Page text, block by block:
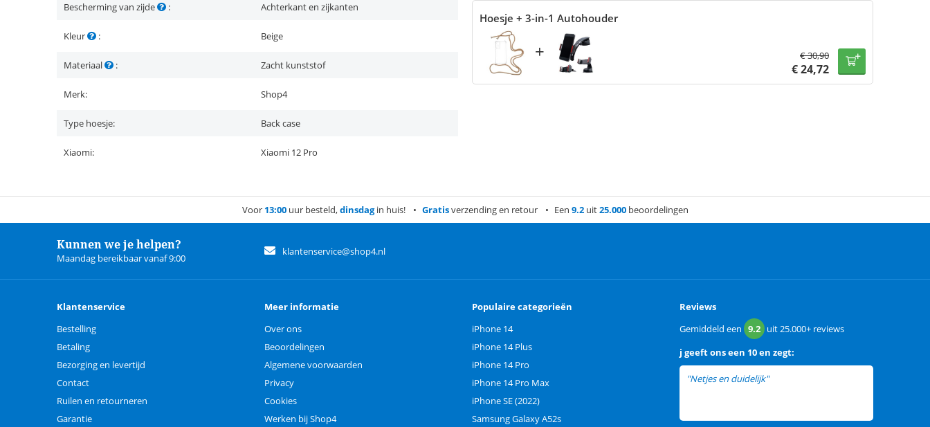
Bescherming van zijde : Achterkant en zijkanten
Kleur : Beige
Materiaal : Zacht kunststof
Merk: Shop4
Type hoesje: Back case
Xiaomi: Xiaomi 12 Pro
Hoesje + 3-in-1 Autohouder
+ €30,90
€24,72
Voor 13:00uur besteld,dinsdagin huis! Gratisverzending en retour Een 9.2uit25.000beoordelingen
Kunnen we je helpen?
Maandag bereikbaar vanaf 9:00
klantenservice@shop4.nl
Klantenservice
Bestelling
Betaling
Bezorging en levertijd
Contact
Ruilen en retourneren
Garantie
Meer informatie
Over ons
Beoordelingen
Algemene voorwaarden
Privacy
Cookies
Werken bij Shop4
Populaire categorieën
iPhone 14
iPhone 14 Plus
iPhone 14 Pro
iPhone 14 Pro Max
iPhone SE (2022)
Samsung Galaxy A52s
Reviews
Gemiddeld een 9.2 uit25.000+ reviews
j geeft ons een 10 en zegt:
"Netjes en duidelijk"